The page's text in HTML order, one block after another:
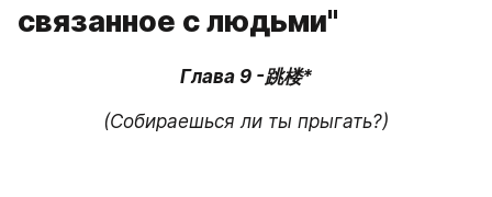
связанное с людьми"
Глава 9 -跳楼*
(Собираешься ли ты прыгать?)